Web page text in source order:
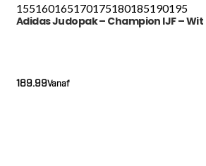
155160165170175180185190195
Adidas Judopak – Champion IJF – Wit
Vanaf
189.99